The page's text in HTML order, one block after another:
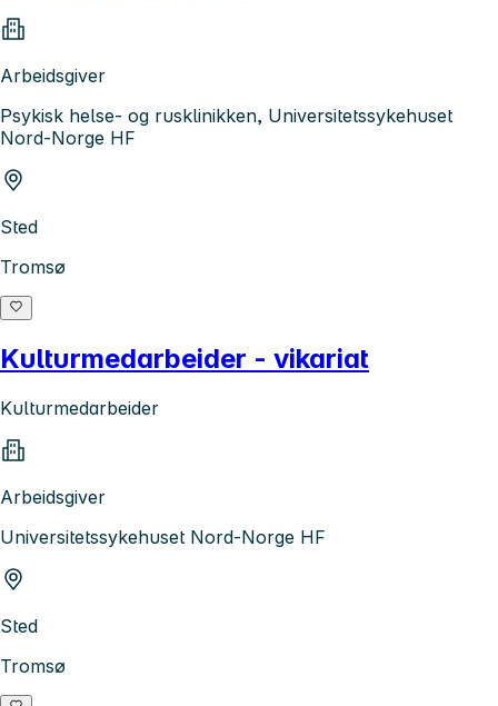
Arbeidsgiver
Psykisk helse- og rusklinikken, Universitetssykehuset
Nord-Norge HF
Sted
Tromsø
Kulturmedarbeider - vikariat
Kulturmedarbeider
Arbeidsgiver
Universitetssykehuset Nord-Norge HF
Sted
Tromsø